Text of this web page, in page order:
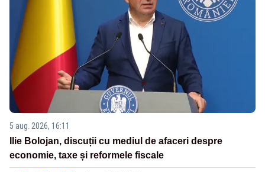
5 aug. 2026, 16:11
Ilie Bolojan, discuții cu mediul de afaceri despre
economie, taxe și reformele fiscale